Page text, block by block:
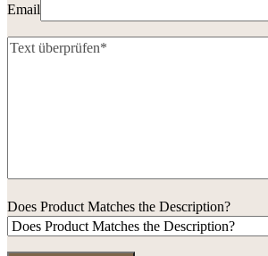
Email
Does Product Matches the Description?